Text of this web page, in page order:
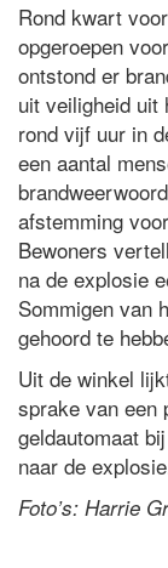
Rond kwart
opgeroepen
ontstond er
uit veiligheid uit
rond vijf uur in
een aantal
afstemming
Bewoners
na de explosie
Sommigen van
gehoord te
Uit de winkel
sprake van een
geldautomaat
naar de
Foto’s: Harrie